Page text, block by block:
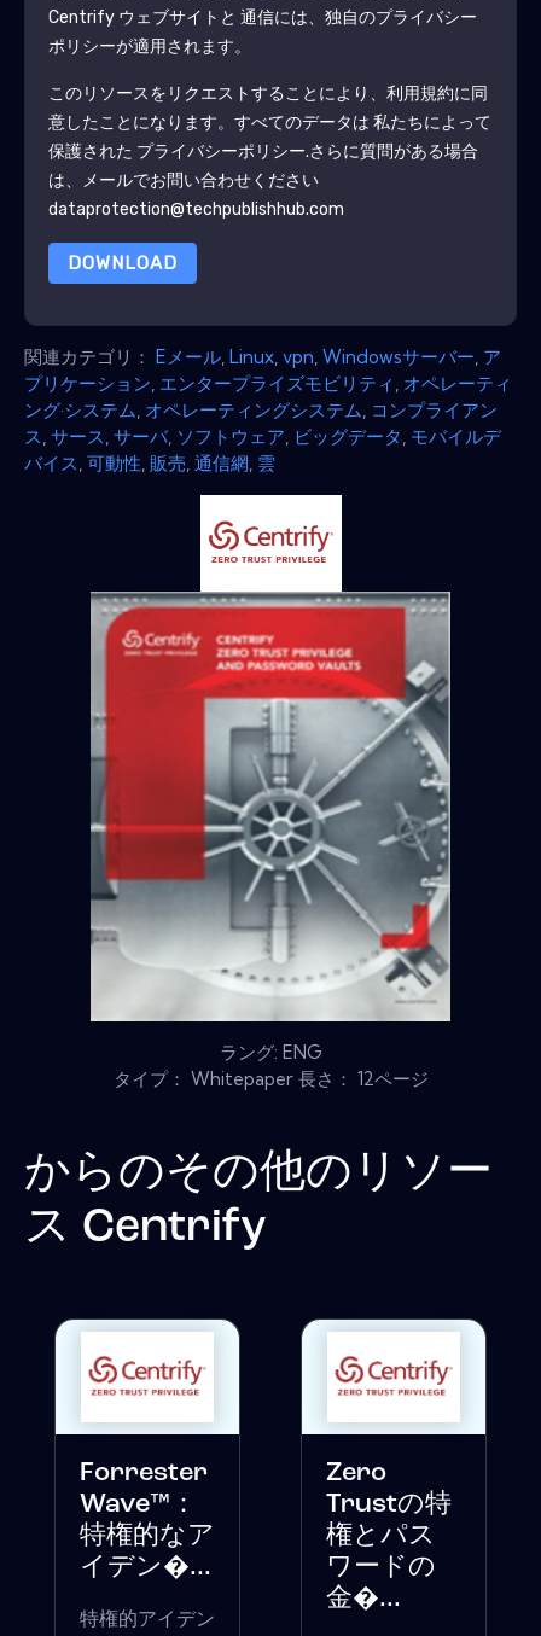
Centrifyウェブサイトと 通信には、独自のプライバシー
ポリシーが適用されます。
このリソースをリクエストすることにより、利用規約に同
意したことになります。すべてのデータは 私たちによって
保護された プライバシーポリシー.さらに質問がある場合
は、メールでお問い合わせください
dataprotection@techpublishhub.com
DOWNLOAD
関連カテゴリ： Eメール Linux vpn Windowsサーバー ア
プリケーション エンタープライズモビリティ オペレーティ
ング·システム オペレーティングシステム コンプライアン
ス サース サーバ, ソフトウェア ビッグデータ モバイルデ
バイス 可動性 販売 通信網 雲
ラング: ENG
タイプ： Whitepaper 長さ： 12ページ
からのその他のリソー
ス Centrify
Forrester
Wave™：
特権的なア
イデン�...
特権的アイデン
Zero
Trustの特
権とパス
ワードの
金�...